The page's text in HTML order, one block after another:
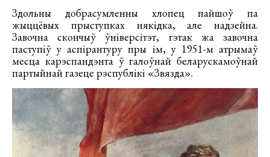
Здольны добрасумленны хлопец пайшоў па
жыццёвых прыступках някідка, але надзейна.
Завочна скончыў ўніверсітэт, гэтак жа завочна
паступіў у аспірантуру пры ім, у 1951-м атрымаў
месца карэспандэнта ў галоўнай беларускамоўнай
партыйнай газеце рэспублікі «Звязда».